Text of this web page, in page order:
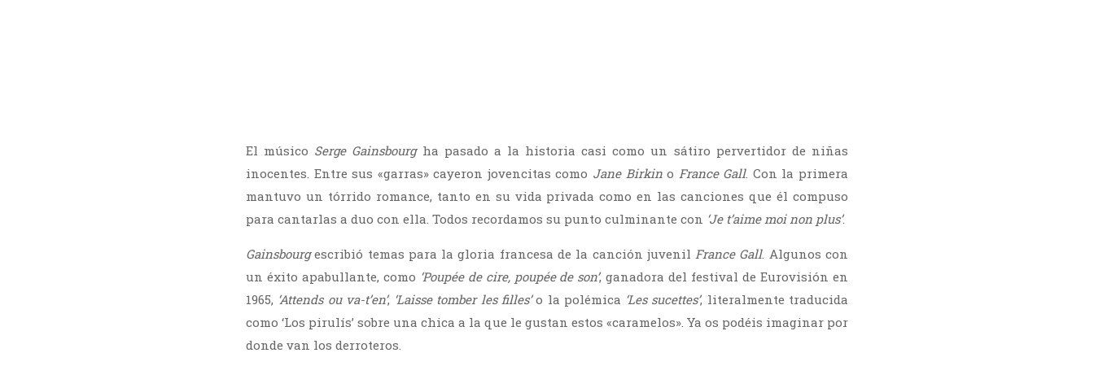
El músico Serge Gainsbourgha pasado a la historia casi como un sátiro pervertidor de niñas
inocentes. Entre sus «garras» cayeron jovencitas como Jane Birkino France Gall. Con la primera
mantuvo un tórrido romance, tanto en su vida privada como en las canciones que él compuso
para cantarlas a duo con ella. Todos recordamos su punto culminante con ‘Je t’aime moi non plus’.
Gainsbourgescribió temas para la gloria francesa de la canción juvenilFrance Gall. Algunos con
un éxito apabullante, como ‘Poupée de cire, poupée de son’, ganadora del festival de Eurovisión en
1965, ‘Attends ou va-t’en’, ‘Laisse tomber les filles’o la polémica ‘Les sucettes’, literalmente traducida
como ‘Los pirulís’ sobre una chica a la que le gustan estos «caramelos». Ya os podéis imaginar por
donde van los derroteros.